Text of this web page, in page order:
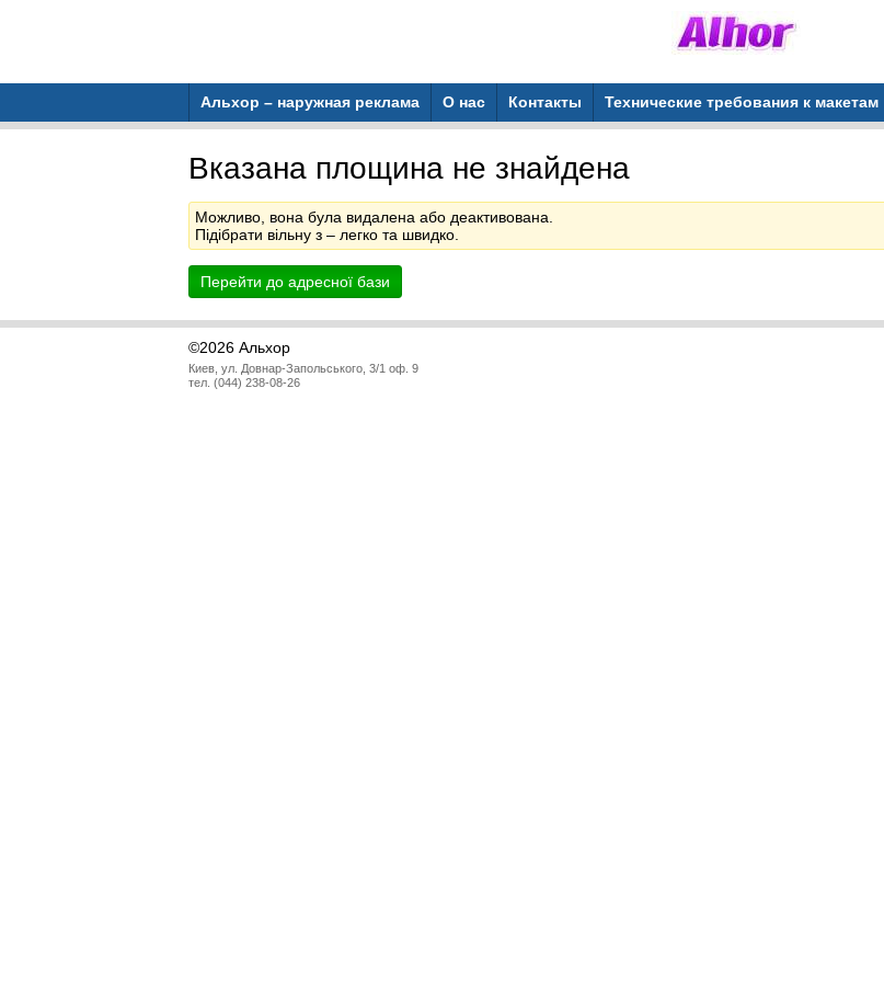
Альхор – наружная реклама О нас Контакты Технические требования к макетам
Вказана площина не знайдена
Можливо, вона була видалена або деактивована.
Підібрати вільну з – легко та швидко.
Перейти до адресної бази
©2026 Альхор
Киев, ул. Довнар-Запольського, 3/1 оф. 9
тел. (044) 238-08-26